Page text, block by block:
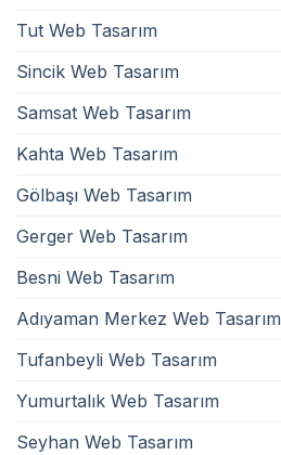
Tut Web Tasarım
Sincik Web Tasarım
Samsat Web Tasarım
Kahta Web Tasarım
Gölbaşı Web Tasarım
Gerger Web Tasarım
Besni Web Tasarım
Adıyaman Merkez Web Tasarım
Tufanbeyli Web Tasarım
Yumurtalık Web Tasarım
Seyhan Web Tasarım